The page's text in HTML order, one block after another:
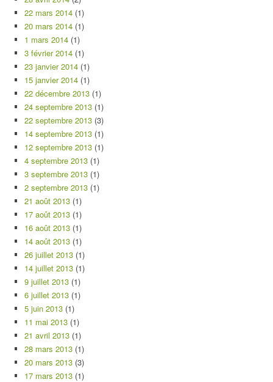
22 mars 2014 (1)
20 mars 2014 (1)
1 mars 2014 (1)
3 février 2014 (1)
23 janvier 2014 (1)
15 janvier 2014 (1)
22 décembre 2013 (1)
24 septembre 2013 (1)
22 septembre 2013 (3)
14 septembre 2013 (1)
12 septembre 2013 (1)
4 septembre 2013 (1)
3 septembre 2013 (1)
2 septembre 2013 (1)
21 août 2013 (1)
17 août 2013 (1)
16 août 2013 (1)
14 août 2013 (1)
26 juillet 2013 (1)
14 juillet 2013 (1)
9 juillet 2013 (1)
6 juillet 2013 (1)
5 juin 2013 (1)
11 mai 2013 (1)
21 avril 2013 (1)
28 mars 2013 (1)
20 mars 2013 (3)
17 mars 2013 (1)